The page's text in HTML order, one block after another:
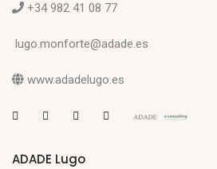
+34 982 41 08 77
lugo.monforte@adade.es
www.adadelugo.es
ADADE Lugo